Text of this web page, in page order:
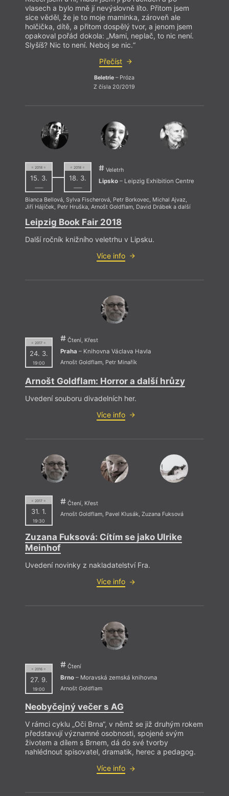
vlasech a bylo mně jí nevýslovně líto. Přitom jsem
sice věděl, že je to moje maminka, zároveň ale
holčička, dítě, a přitom dospělý tvor, a jenom jsem
opakoval pořád dokola: „Mami, neplač, to nic není.
Slyšíš? Nic to není. Neboj se nic.“
Přečíst
Beletrie – Próza
Z čísla 20/2019
= 2018 =
15. 3.
––––
= 2018 =
18. 3.
––––
Veletrh
Lipsko– Leipzig Exhibition Centre
Bianca Bellová, Sylva Fischerová, Petr Borkovec, Michal Ajvaz,
Jiří Hájíček, Petr Hruška, Arnošt Goldflam, David Drábeka další
Leipzig Book Fair 2018
Další ročník knižního veletrhu v Lipsku.
Více info
= 2017 =
24. 3.
19:00
Čtení, Křest
Praha – Knihovna Václava Havla
Arnošt Goldflam, Petr Minařík
Arnošt Goldflam: Horror a další hrůzy
Uvedení souboru divadelních her.
Více info
= 2017 =
31. 1.
19:30
Čtení, Křest
Arnošt Goldflam, Pavel Klusák, Zuzana Fuksová
Zuzana Fuksová: Cítím se jako Ulrike
Meinhof
Uvedení novinky z nakladatelství Fra.
Více info
= 2016 =
27. 9.
19:00
Čtení
Brno– Moravská zemská knihovna
Arnošt Goldflam
Neobyčejný večer s AG
V rámci cyklu „Oči Brna“, v němž se již druhým rokem
představují významné osobnosti, spojené svým
životem a dílem s Brnem, dá do své tvorby
nahlédnout spisovatel, dramatik, herec a pedagog.
Více info